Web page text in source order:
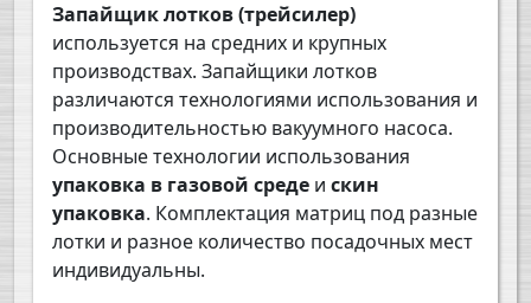
Запайщик лотков (трейсилер)
используется на средних и крупных
производствах. Запайщики лотков
различаются технологиями использования и
производительностью вакуумного насоса.
Основные технологии использования
упаковка в газовой среде и скин
упаковка. Комплектация матриц под разные
лотки и разное количество посадочных мест
индивидуальны.